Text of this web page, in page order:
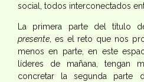
social, todos interconectados
La primera parte del título
presente, es el reto que nos
menos en parte, en este
líderes de mañana, tengan
concretar la segunda parte